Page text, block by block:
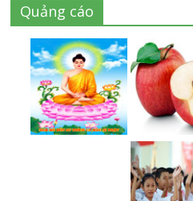
Quảng cáo